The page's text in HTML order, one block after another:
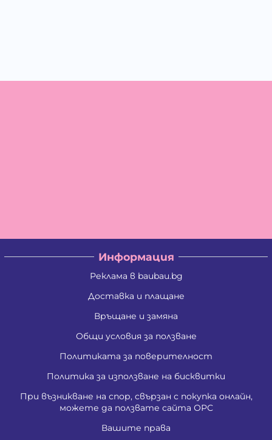
Информация
Реклама в baubau.bg
Доставка и плащане
Връщане и замяна
Общи условия за ползване
Политиката за поверителност
Политика за използване на бисквитки
При възникване на спор, свързан с покупка онлайн,
можете да ползвате сайта ОРС
Вашите права